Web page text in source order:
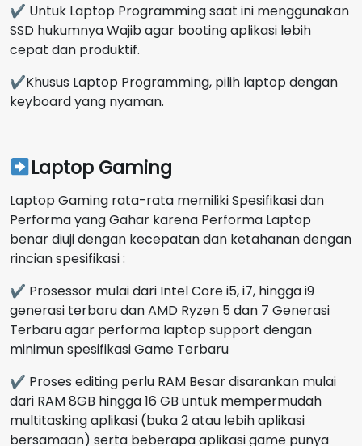
✔ Untuk Laptop Programming saat ini menggunakan
SSD hukumnya Wajib agar booting aplikasi lebih
cepat dan produktif.
✔Khusus Laptop Programming, pilih laptop dengan
keyboard yang nyaman.
Laptop Gaming
Laptop Gaming rata-rata memiliki Spesifikasi dan
Performa yang Gahar karena Performa Laptop
benar diuji dengan kecepatan dan ketahanan dengan
rincian spesifikasi :
✔ Prosessor mulai dari Intel Core i5, i7, hingga i9
generasi terbaru dan AMD Ryzen 5 dan 7 Generasi
Terbaru agar performa laptop support dengan
minimun spesifikasi Game Terbaru
✔ Proses editing perlu RAM Besar disarankan mulai
dari RAM 8GB hingga 16 GB untuk mempermudah
multitasking aplikasi (buka 2 atau lebih aplikasi
bersamaan) serta beberapa aplikasi game punya